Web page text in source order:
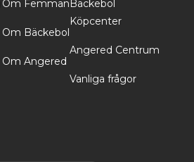
Om Femman
Om Bäckebol
Om Angered
Bäckebol
Köpcenter
Angered Centrum
Vanliga frågor